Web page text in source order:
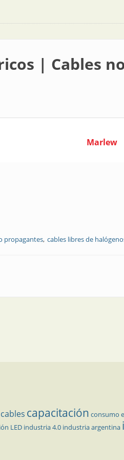
| Cables
Marlew
propagantes cables libres de
no propagantes de incendio y libres
cables capacitación consumo
LED industria 4.0 industria argentina